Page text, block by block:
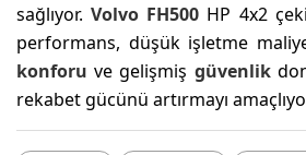
sağlıyor.Volvo FH500 HP 4x2
performans, düşük işletme
konforu ve gelişmiş güvenlik
rekabet gücünü artırmayı